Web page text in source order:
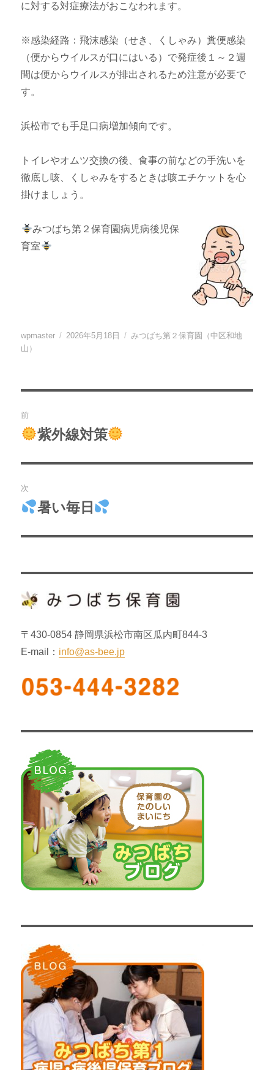
に対する対症療法がおこなわれます。
※感染経路：飛沫感染（せき、くしゃみ）糞便感染
（便からウイルスが口にはいる）で発症後１～２週
間は便からウイルスが排出されるため注意が必要で
す。
浜松市でも手足口病増加傾向です。
トイレやオムツ交換の後、食事の前などの手洗いを
徹底し咳、くしゃみをするときは咳エチケットを心
掛けましょう。
みつばち第２保育園病児病後児保
育室
投
稿
wpmaster
投
2026年5月18日
カ
みつばち第２保育園（中区和地
山）
稿
ビ
ゲ
ー
ン
前
過
の
投
稿:
紫外線対策
次
次
投
暑い毎日
〒430-0854 静岡県浜松市南区瓜内町844-3
E-mail： info@as-bee.jp